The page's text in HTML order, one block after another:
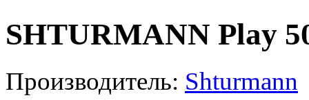
SHTURMANN Play
Производитель: Shturmann